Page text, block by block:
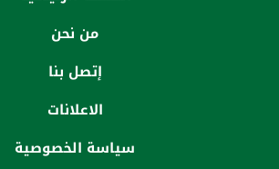
من نحن
إتصل بنا
الاعلانات
سياسة الخصوصية